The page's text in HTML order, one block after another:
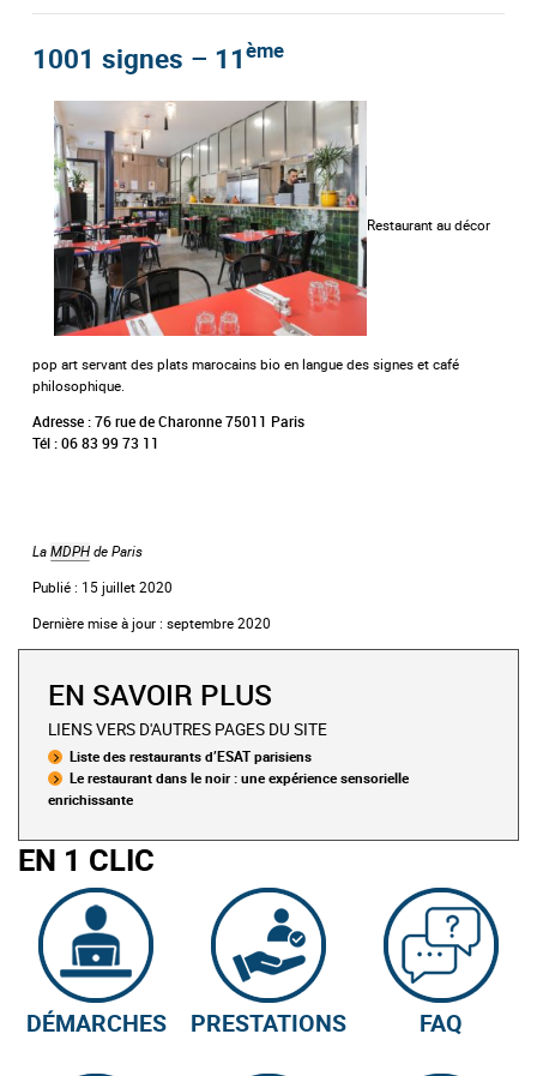
1001 signes – 11ème
Restaurant au décor
pop art servant des plats marocains bio en langue des signes et café
philosophique.
Adresse : 76 rue de Charonne 75011 Paris
Tél : 06 83 99 73 11
La MDPH de Paris
Publié : 15 juillet 2020
Dernière mise à jour : septembre 2020
EN SAVOIR PLUS
LIENS VERS D'AUTRES PAGES DU SITE
Liste des restaurants d’ESAT parisiens
Le restaurant dans le noir : une expérience sensorielle
enrichissante
EN 1 CLIC
DÉMARCHES PRESTATIONS FAQ